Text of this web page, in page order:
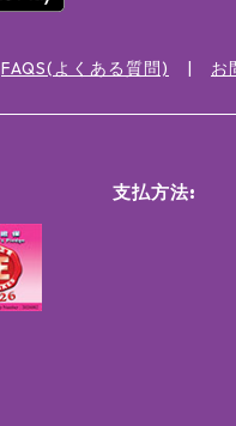
FAQS(よくある質問) お
支払方法: